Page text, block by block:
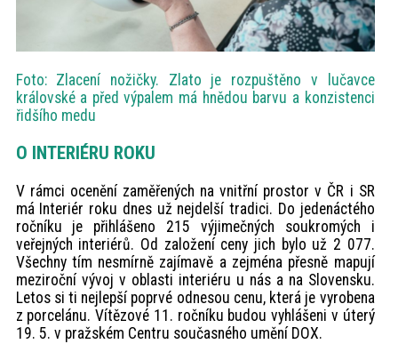
Foto: Zlacení nožičky. Zlato je rozpuštěno v lučavce
královské a před výpalem má hnědou barvu a konzistenci
řidšího medu
O INTERIÉRU ROKU
V rámci ocenění zaměřených na vnitřní prostor v ČR i SR
má Interiér roku dnes už nejdelší tradici. Do jedenáctého
ročníku je přihlášeno 215 výjimečných soukromých i
veřejných interiérů. Od založení ceny jich bylo už 2 077.
Všechny tím nesmírně zajímavě a zejména přesně mapují
meziroční vývoj v oblasti interiéru u nás a na Slovensku.
Letos si ti nejlepší poprvé odnesou cenu, která je vyrobena
z porcelánu. Vítězové 11. ročníku budou vyhlášeni v úterý
19. 5. v pražském Centru současného umění DOX.